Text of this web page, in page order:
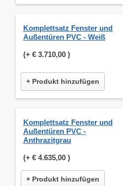
Komplettsatz Fenster und
Außentüren PVC - Weiß
(+ € 3.710,00 )
+ Produkt hinzufügen
Komplettsatz Fenster und
Außentüren PVC -
Anthrazitgrau
(+ € 4.635,00 )
+ Produkt hinzufügen